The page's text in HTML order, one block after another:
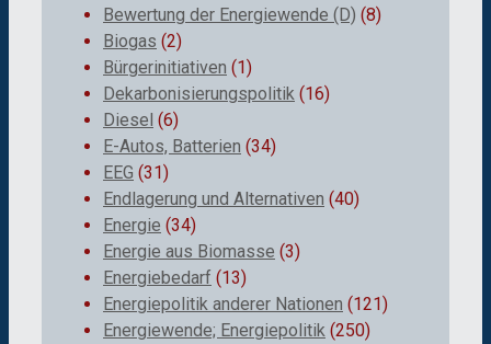
Bewertung der Energiewende (D) (8)
Biogas (2)
Bürgerinitiativen (1)
Dekarbonisierungspolitik (16)
Diesel (6)
E-Autos, Batterien (34)
EEG (31)
Endlagerung und Alternativen (40)
Energie (34)
Energie aus Biomasse (3)
Energiebedarf (13)
Energiepolitik anderer Nationen (121)
Energiewende; Energiepolitik (250)